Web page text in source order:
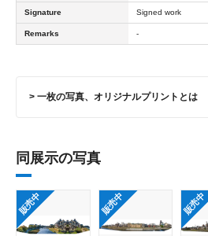
Signature Signed work
Remarks -
> 一枚の写真、オリジナルプリントとは
同展示の写真
販売中 販売中 販売中